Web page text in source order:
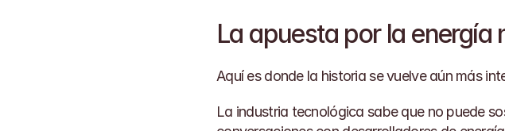
La apuesta por la energía
Aquí es donde la historia se vuelve aún más
La industria tecnológica sabe que no puede